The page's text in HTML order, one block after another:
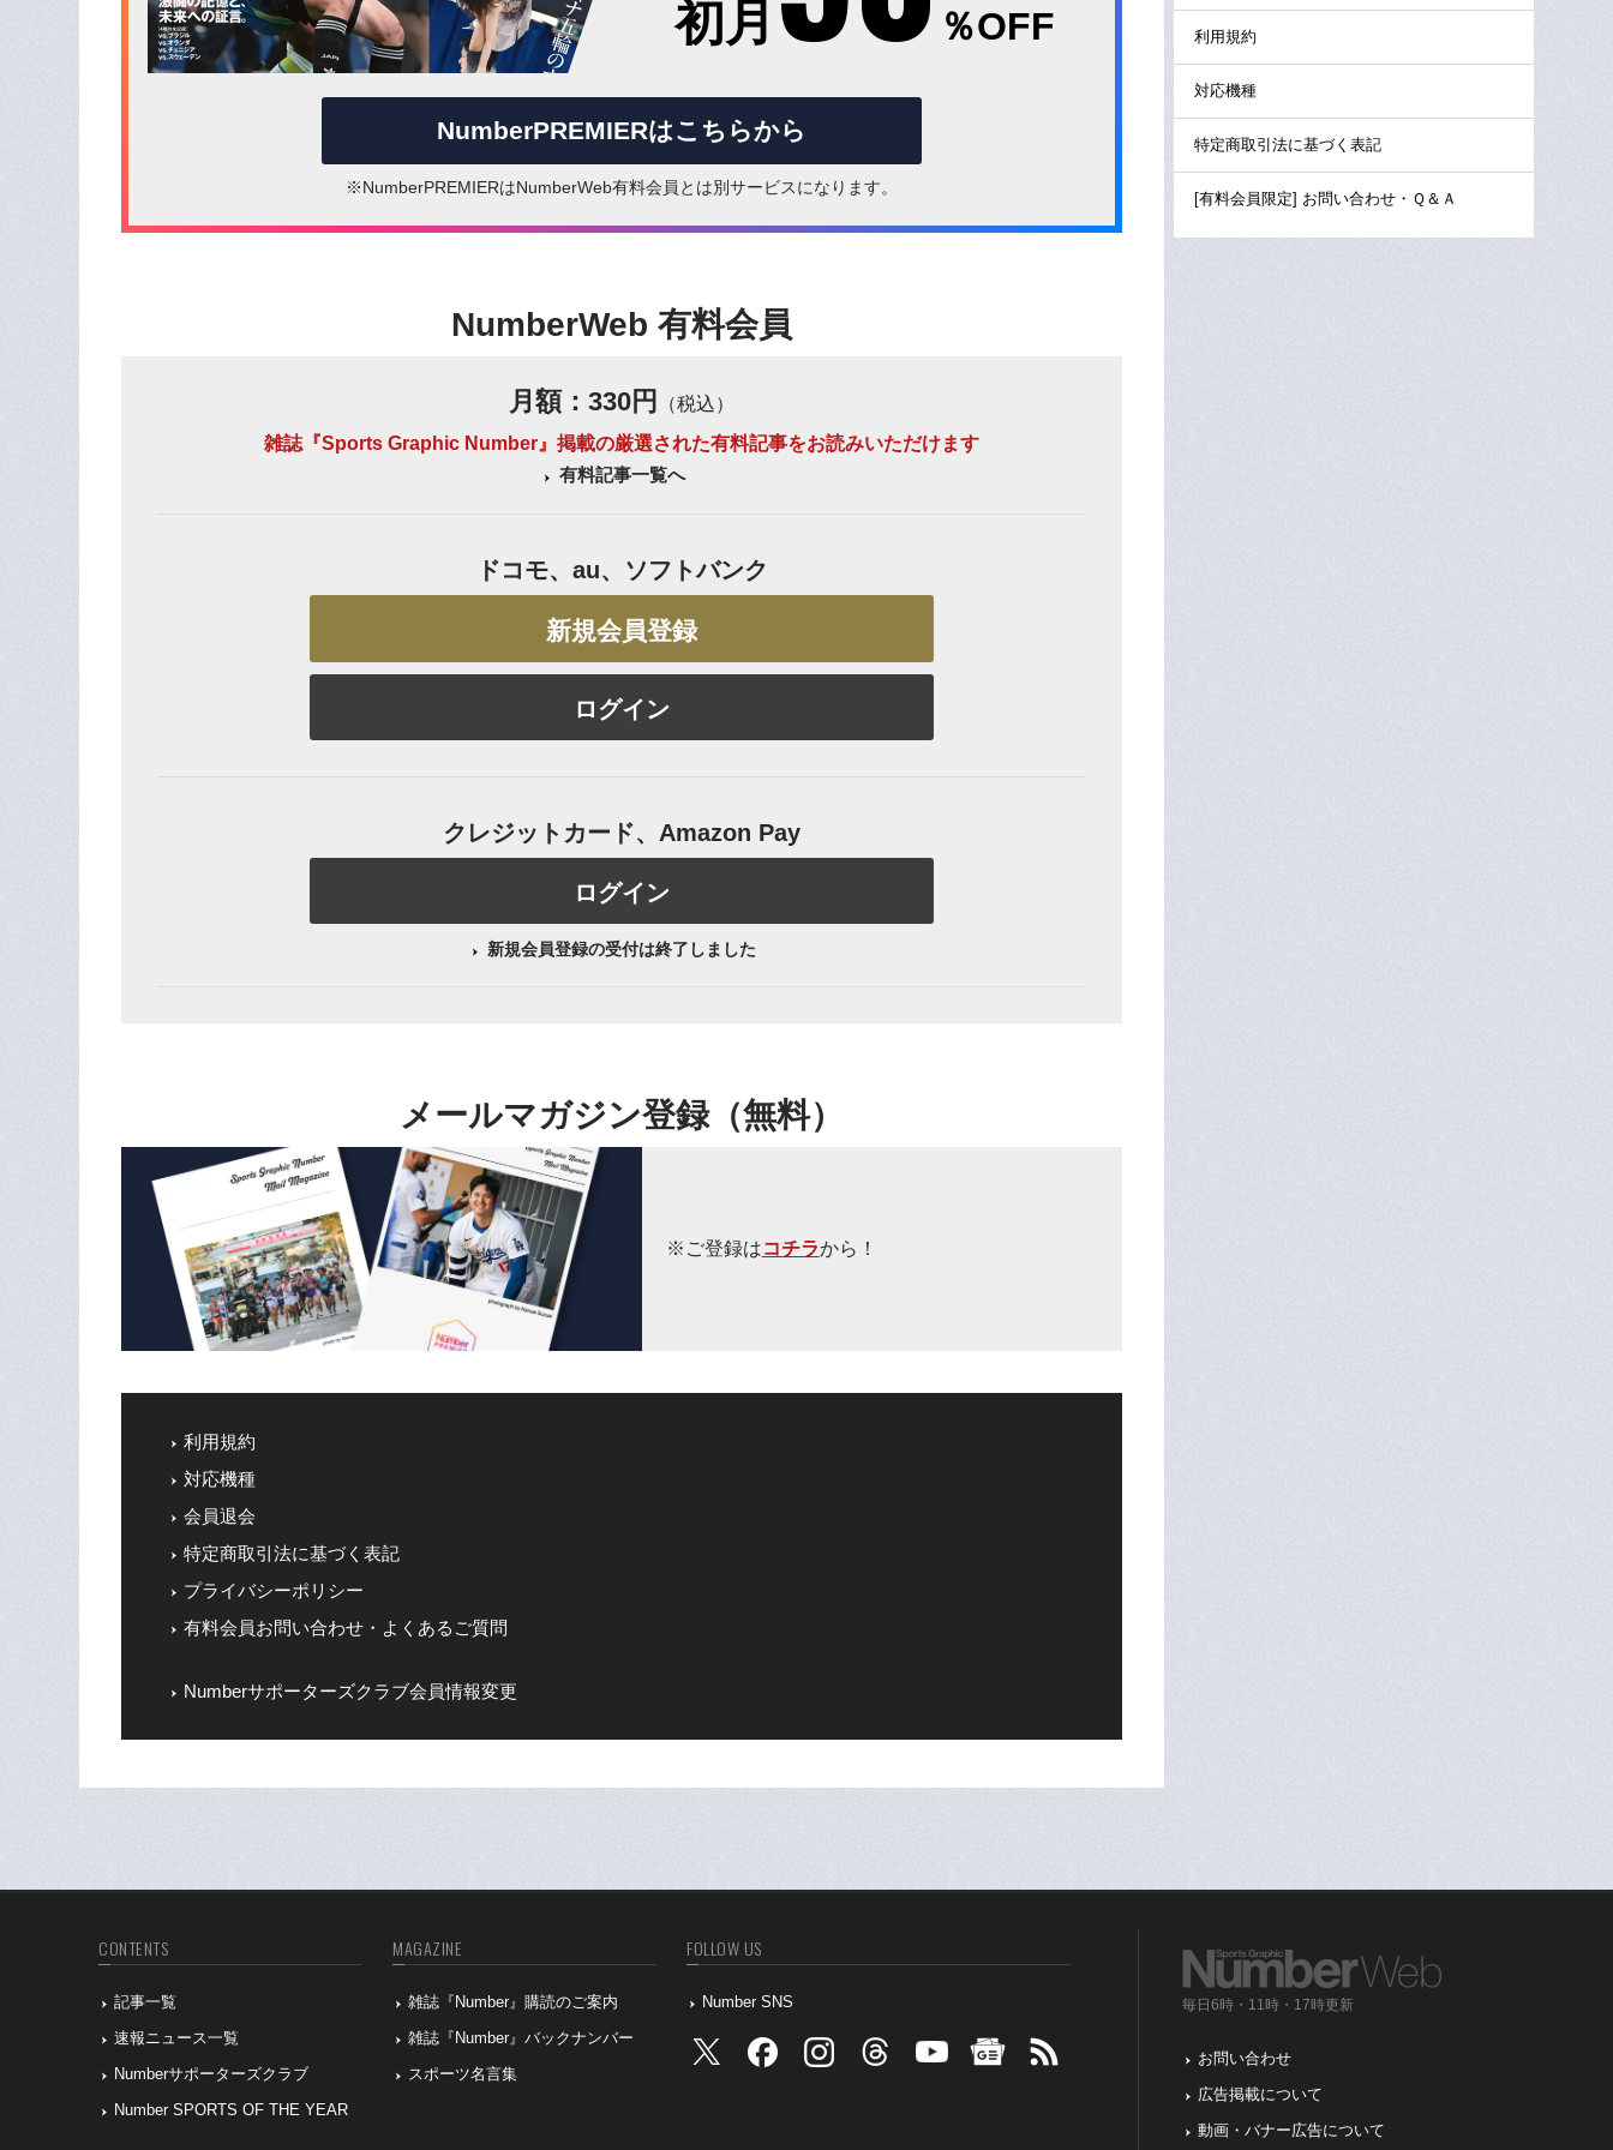
初月 ％OFF
NumberPREMIERはこちらから
※NumberPREMIERはNumberWeb有料会員とは別サービスになります。
NumberWeb 有料会員
月額：330円
（税込）
雑誌『Sports Graphic Number』掲載の厳選された有料記事をお読みいただけます
有料記事一覧へ
ドコモ、au、ソフトバンク
新規会員登録
ログイン
クレジットカード、Amazon Pay
ログイン
新規会員登録の受付は終了しました
メールマガジン登録（無料）
※ご登録はコチラから！
利用規約
対応機種
会員退会
特定商取引法に基づく表記
プライバシーポリシー
有料会員お問い合わせ・よくあるご質問
Numberサポーターズクラブ会員情報変更
利用規約
対応機種
特定商取引法に基づく表記
[有料会員限定] お問い合わせ・Ｑ＆Ａ
CONTENTS
記事一覧
速報ニュース一覧
Numberサポーターズクラブ
Number SPORTS OF THE YEAR
MAGAZINE
雑誌『Number』購読のご案内
雑誌『Number』バックナンバー
スポーツ名言集
FOLLOW US
Number SNS 毎日6時・11時・17時更新
お問い合わせ
広告掲載について
動画・バナー広告について